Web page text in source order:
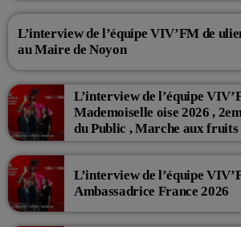
L’interview de l’équipe VIV’FM de
au Maire de Noyon
L’interview de l’équipe
Mademoiselle oise 2026 ,
du Public , Marche aux fruits
L’interview de l’équipe
Ambassadrice France 2026